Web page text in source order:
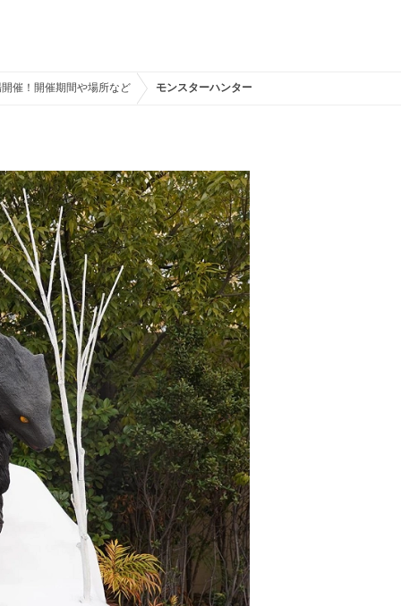
催！開催期間や場所など モンスターハンターワールド：アイスボーン XR